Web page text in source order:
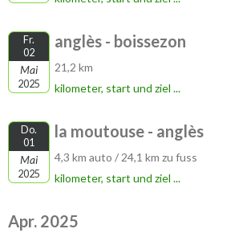
Fr.
02
Mai
2025
anglès - boissezon
21,2 km
kilometer, start und ziel ...
Do.
01
Mai
2025
la moutouse - anglès
4,3 km auto / 24,1 km zu fuss
kilometer, start und ziel ...
Apr. 2025